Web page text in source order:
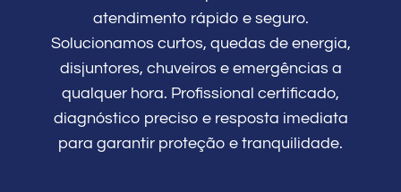
atendimento rápido e seguro.
Solucionamos curtos, quedas de energia,
disjuntores, chuveiros e emergências a
qualquer hora. Profissional certificado,
diagnóstico preciso e resposta imediata
para garantir proteção e tranquilidade.